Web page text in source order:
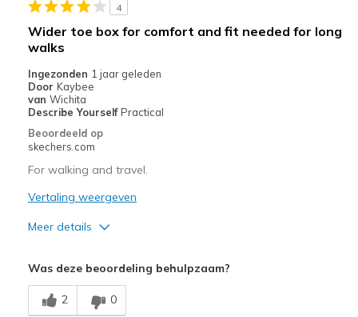
Sizing
View On Shoes
I'm Really Into Shoes
4
Wider toe box for comfort and fit needed for long
walks
Ingezonden 1 jaar geleden
Door Kaybee
van Wichita
Describe Yourself Practical
Beoordeeld op
skechers.com
For walking and travel.
Vertaling weergeven
Meer details
Breathe Well
Was deze beoordeling behulpzaam?
2 0